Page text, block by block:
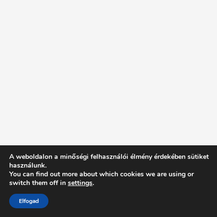
Intentionally Blank - Proudly powered by WordPress
A weboldalon a minőségi felhasználói élmény érdekében sütiket
használunk.
You can find out more about which cookies we are using or
switch them off in settings.
Elfogad